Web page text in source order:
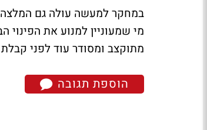
במחקר למעשה עולה גם המלצה
מי שמעוניין למנוע את
מתוקצב ומסודר עוד לפני
הוספת תגובה